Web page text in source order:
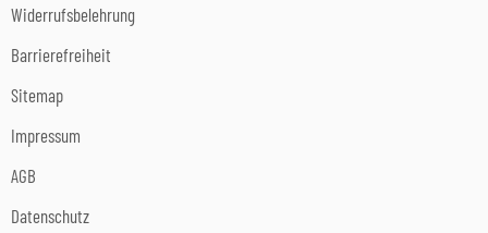
Widerrufsbelehrung
Barrierefreiheit
Sitemap
Impressum
AGB
Datenschutz